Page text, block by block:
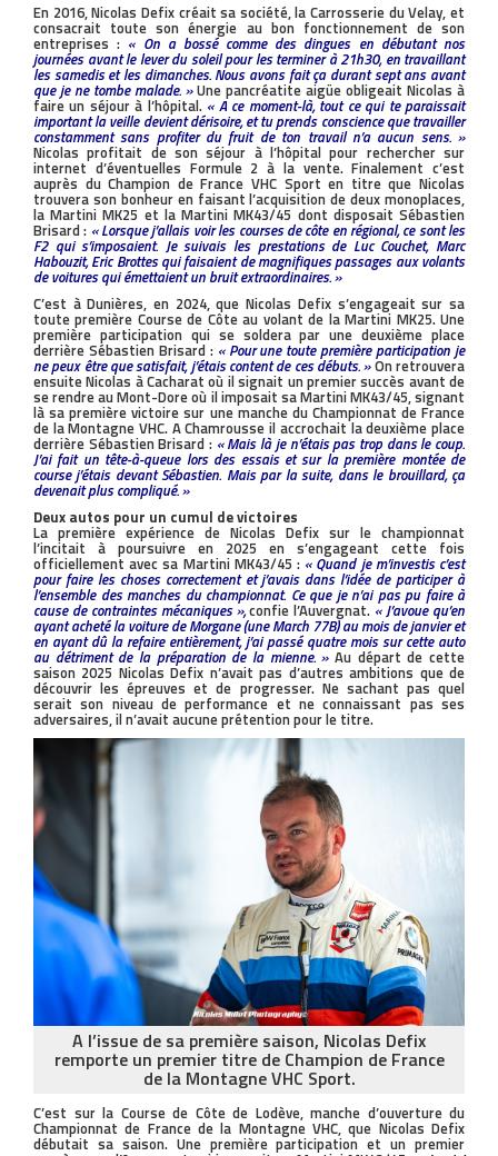
En 2016, Nicolas Defix créait sa société, la Carrosserie du Velay, et
consacrait toute son énergie au bon fonctionnement de son
entreprises : « On a bossé comme des dingues en débutant nos
journées avant le lever du soleil pour les terminer à 21h30, en travaillant
les samedis et les dimanches. Nous avons fait ça durant sept ans avant
que je ne tombe malade. »Une pancréatite aigüe obligeait Nicolas à
faire un séjour à l’hôpital. « A ce moment-là, tout ce qui te paraissait
important la veille devient dérisoire, et tu prends conscience que travailler
constamment sans profiter du fruit de ton travail n’a aucun sens. »
Nicolas profitait de son séjour à l’hôpital pour rechercher sur
internet d’éventuelles Formule 2 à la vente. Finalement c’est
auprès du Champion de France VHC Sport en titre que Nicolas
trouvera son bonheur en faisant l’acquisition de deux monoplaces,
la Martini MK25 et la Martini MK43/45 dont disposait Sébastien
Brisard : « Lorsque j’allais voir les courses de côte en régional, ce sont les
F2 qui s’imposaient. Je suivais les prestations de Luc Couchet, Marc
Habouzit, Eric Brottes qui faisaient de magnifiques passages aux volants
de voitures qui émettaient un bruit extraordinaires. »
C’est à Dunières, en 2024, que Nicolas Defix s’engageait sur sa
toute première Course de Côte au volant de la Martini MK25. Une
première participation qui se soldera par une deuxième place
derrière Sébastien Brisard : « Pour une toute première participation je
ne peux être que satisfait, j’étais content de ces débuts. »On retrouvera
ensuite Nicolas à Cacharat où il signait un premier succès avant de
se rendre au Mont-Dore où il imposait sa Martini MK43/45, signant
là sa première victoire sur une manche du Championnat de France
de la Montagne VHC. A Chamrousse il accrochait la deuxième place
derrière Sébastien Brisard : « Mais là je n’étais pas trop dans le coup.
J’ai fait un tête-à-queue lors des essais et sur la première montée de
course j’étais devant Sébastien. Mais par la suite, dans le brouillard, ça
devenait plus compliqué. »
Deux autos pour un cumul de victoires
La première expérience de Nicolas Defix sur le championnat
l’incitait à poursuivre en 2025 en s’engageant cette fois
officiellement avec sa Martini MK43/45 : « Quand je m’investis c’est
pour faire les choses correctement et j’avais dans l’idée de participer à
l’ensemble des manches du championnat. Ce que je n’ai pas pu faire à
cause de contraintes mécaniques »,confie l’Auvergnat. « J’avoue qu’en
ayant acheté la voiture de Morgane (une March 77B) au mois de janvier et
en ayant dû la refaire entièrement, j’ai passé quatre mois sur cette auto
au détriment de la préparation de la mienne. » Au départ de cette
saison 2025 Nicolas Defix n’avait pas d’autres ambitions que de
découvrir les épreuves et de progresser. Ne sachant pas quel
serait son niveau de performance et ne connaissant pas ses
adversaires, il n’avait aucune prétention pour le titre.
A l’issue de sa première saison, Nicolas Defix
remporte un premier titre de Champion de France
de la Montagne VHC Sport.
C’est sur la Course de Côte de Lodève, manche d’ouverture du
Championnat de France de la Montagne VHC, que Nicolas Defix
débutait sa saison. Une première participation et un premier